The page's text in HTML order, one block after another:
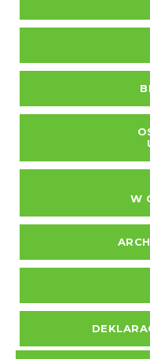
W